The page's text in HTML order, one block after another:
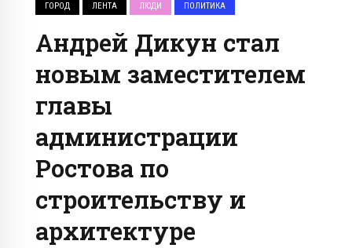
ГОРОД ЛЕНТА ЛЮДИ ПОЛИТИКА
Андрей Дикун стал
новым заместителем
главы
администрации
Ростова по
строительству и
архитектуре